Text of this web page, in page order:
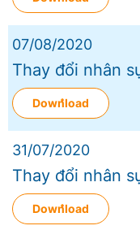
07/08/2020
Thay đổi nhân
Download
31/07/2020
Thay đổi nhân
Download